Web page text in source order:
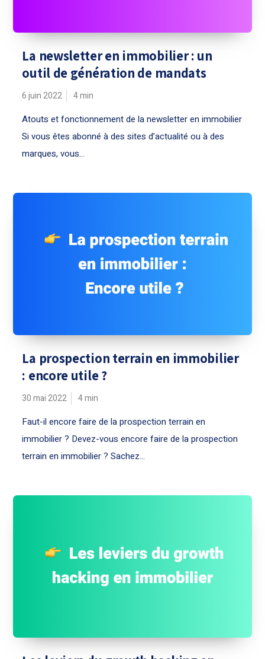
La newsletter en immobilier : un
outil de génération de mandats
6 juin 2022 4min
Atouts et fonctionnement de la newsletter en immobilier
Si vous êtes abonné à des sites d’actualité ou à des
marques, vous...
La prospection terrain en immobilier
: encore utile ?
30 mai 2022 4min
Faut-il encore faire de la prospection terrain en
immobilier ? Devez-vous encore faire de la prospection
terrain en immobilier ? Sachez...